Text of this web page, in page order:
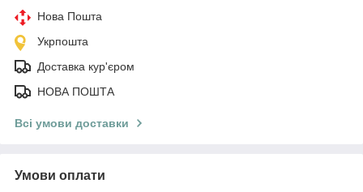
Нова Пошта
Укрпошта
Доставка кур'єром
НОВА ПОШТА
Всі умови доставки
Умови оплати